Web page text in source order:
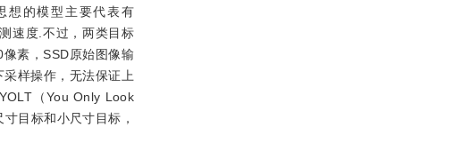
想的模型主要代表有
速度.不过，两类目标
像素，SSD原始图像输
样操作，无法保证上
（You Only Look
目标和小尺寸目标，